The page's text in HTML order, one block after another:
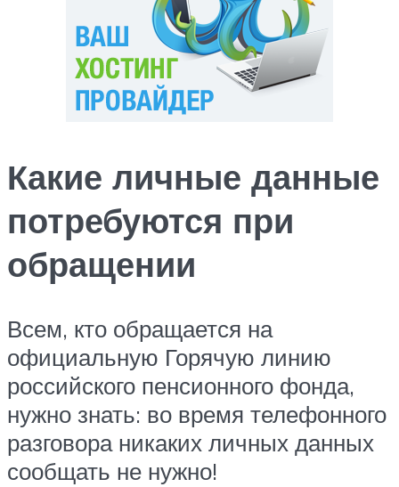
Какие личные данные
потребуются при
обращении
Всем, кто обращается на
официальную Горячую линию
российского пенсионного фонда,
нужно знать: во время телефонного
разговора никаких личных данных
сообщать не нужно!